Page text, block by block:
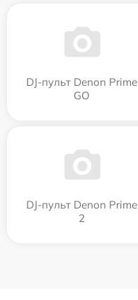
DJ-пульт Denon Prime
GO
DJ-пульт Denon Prime
2